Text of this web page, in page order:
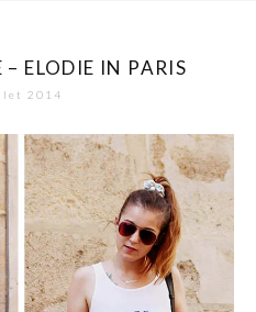
ELODIE IN PARIS
2014